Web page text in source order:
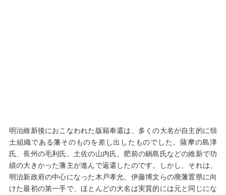
明治維新後におこなわれた版籍奉還は、多くの大名が自主的に領
土組織である藩そのものを差し出したものでした。薩摩の島津
氏、長州の毛利氏、土佐の山内氏、肥前の鍋島氏などの維新で功
績の大きかった藩主が進んで返還したのです。しかし、それは、
明治新政府の中心になった木戸孝允、伊藤博文らの廃藩置県に向
けた最初の第一手で、ほとんどの大名は実質的には元と同じにな